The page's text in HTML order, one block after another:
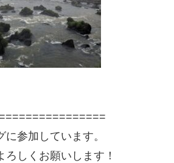
参加しています。
ろしくお願いします！